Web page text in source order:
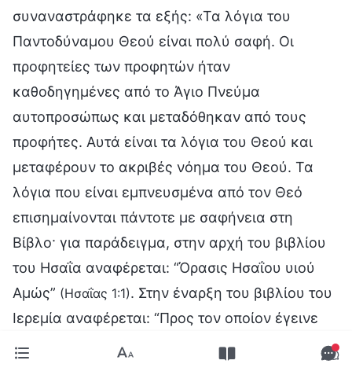
συναναστράφηκε τα εξής: «Τα λόγια του
Παντοδύναμου Θεού είναι πολύ σαφή. Οι
προφητείες των προφητών ήταν
καθοδηγημένες από το Άγιο Πνεύμα
αυτοπροσώπως και μεταδόθηκαν από τους
προφήτες. Αυτά είναι τα λόγια του Θεού και
μεταφέρουν το ακριβές νόημα του Θεού. Τα
λόγια που είναι εμπνευσμένα από τον Θεό
επισημαίνονται πάντοτε με σαφήνεια στη
Βίβλο· για παράδειγμα, στην αρχή του βιβλίου
του Ησαΐα αναφέρεται: “Όρασις Ησαΐου υιού
Αμώς” (Ησαΐας 1:1). Στην έναρξη του βιβλίου του
Ιερεμία αναφέρεται: “Προς τον οποίον έγεινε
λόγος Κυρίου”
(Ιερεμίας 1:2)
. Αρκεί οι άνθρωποι